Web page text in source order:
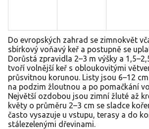
Do evropských zahrad se zimnokvět
sbírkový voňavý keř a postupně se
Dorůstá zpravidla 2–3 m výšky a
tvoří volnější keř s obloukovitými
průsvitnou korunou. Listy jsou 6–12 cm
na podzim žloutnou a po pomačkání
Největší ozdobou jsou zimní žluté až
květy o průměru 2–3 cm se sladce
často vysazuje u vstupu, terasy a do
stálezelenými dřevinami.